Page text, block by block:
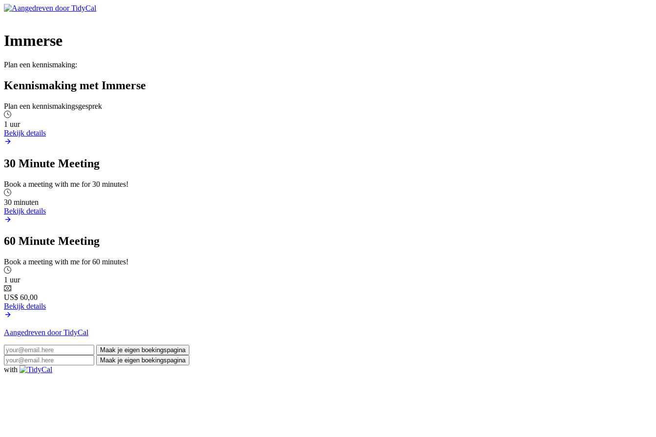
Immerse
Plan een kennismaking:
Kennismaking met Immerse
Plan een kennismakingsgesprek
1 uur
Bekijk details
30 Minute Meeting
Book a meeting with me for 30 minutes!
30 minuten
Bekijk details
60 Minute Meeting
Book a meeting with me for 60 minutes!
1 uur
US$ 60,00
Bekijk details
Aangedreven door TidyCal
Maak je eigen boekingspagina
Maak je eigen boekingspagina
with